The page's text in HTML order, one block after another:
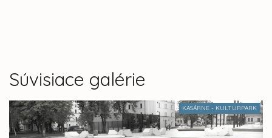
Súvisiace galérie
KASÁRNE - KULTURPARK